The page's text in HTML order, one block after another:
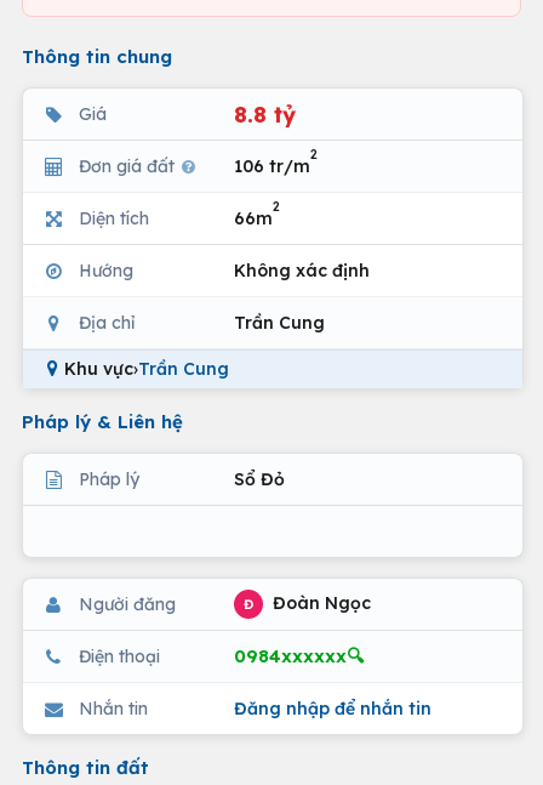
Thông tin chung
Giá 8.8 tỷ
Đơn giá đất 106 tr/m
2
Diện tích 66m
2
Hướng Không xác định
Địa chỉ Trần Cung
Khu vực›Trần Cung
Pháp lý & Liên hệ
Pháp lý Sổ Đỏ
Người đăng Đ Đoàn Ngọc
Điện thoại 0984xxxxxx🔍
Nhắn tin Đăng nhập để nhắn tin
Thông tin đất